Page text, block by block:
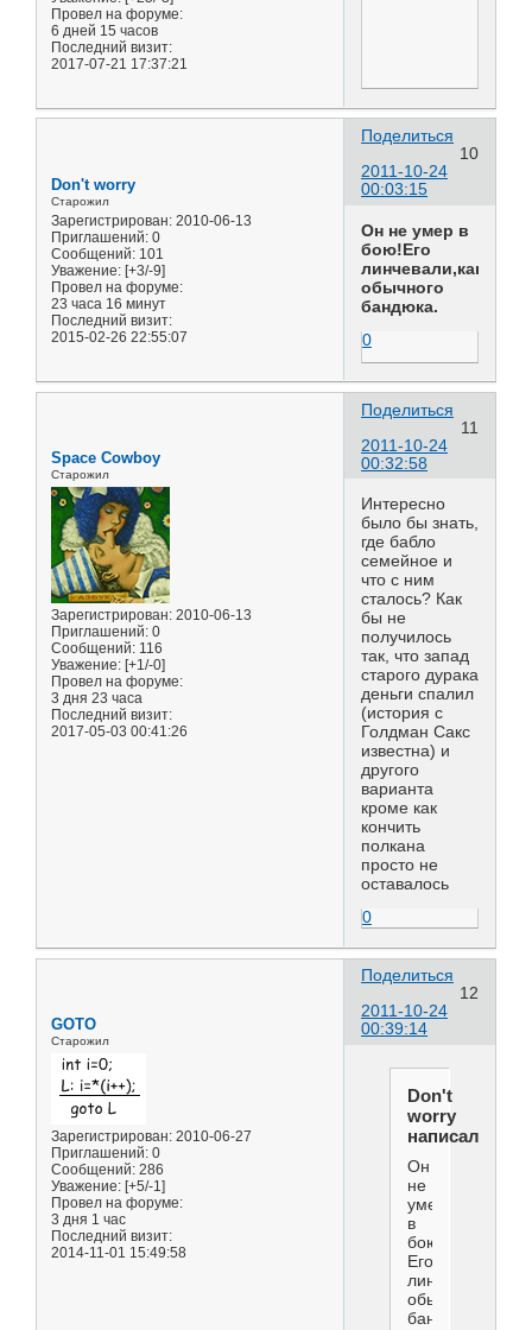
Провел на форуме:
6 дней 15 часов
Последний визит:
2017-07-21 17:37:21
Поделиться
10
2011-10-24
00:03:15
Don't worry
Старожил
Зарегистрирован: 2010-06-13
Приглашений: 0
Сообщений: 101
Уважение: [+3/-9]
Провел на форуме:
23 часа 16 минут
Последний визит:
2015-02-26 22:55:07
Он не умер в
бою!Его
линчевали,как
обычного
бандюка.
0
Поделиться
11
2011-10-24
00:32:58
Space Cowboy
Старожил
Зарегистрирован: 2010-06-13
Приглашений: 0
Сообщений: 116
Уважение: [+1/-0]
Провел на форуме:
3 дня 23 часа
Последний визит:
2017-05-03 00:41:26
Интересно
было бы знать,
где бабло
семейное и
что с ним
сталось? Как
бы не
получилось
так, что запад
старого дурака
деньги спалил
(история с
Голдман Сакс
известна) и
другого
варианта
кроме как
кончить
полкана
просто не
оставалось
0
Поделиться
12
2011-10-24
00:39:14
GOTO
Старожил
Зарегистрирован: 2010-06-27
Приглашений: 0
Сообщений: 286
Уважение: [+5/-1]
Провел на форуме:
3 дня 1 час
Последний визит:
2014-11-01 15:49:58
Don't
worry
написал(а):
Он
не
умер
в
бою!
Его
линчевали,как
обычного
бандюка.